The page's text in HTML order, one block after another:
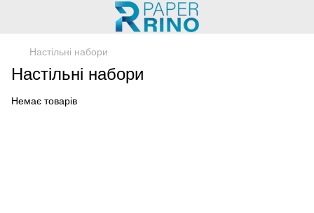
Настільні набори
Настільні набори
Немає товарів